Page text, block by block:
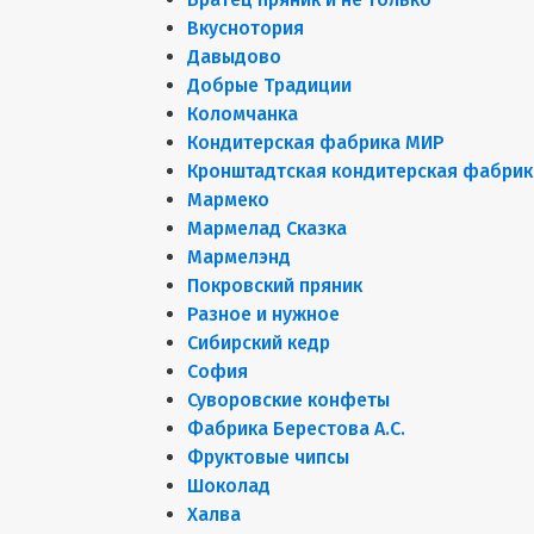
Вкуснотория
Давыдово
Добрые Традиции
Коломчанка
Кондитерская фабрика МИР
Кронштадтская кондитерская
Мармеко
Мармелад Сказка
Мармелэнд
Покровский пряник
Разное и нужное
Сибирский кедр
София
Суворовские конфеты
Фабрика Берестова А.С.
Фруктовые чипсы
Шоколад
Халва